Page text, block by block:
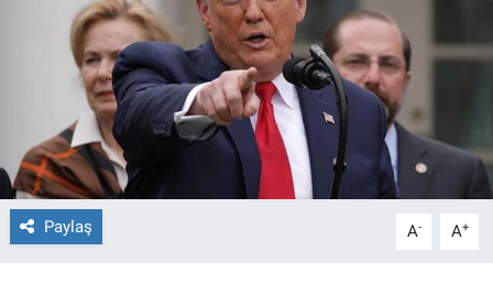
Paylaş A- A+
Eğlence
Ekonomi
Forum
Gerçeğin İzinde
Gün Başlıyor